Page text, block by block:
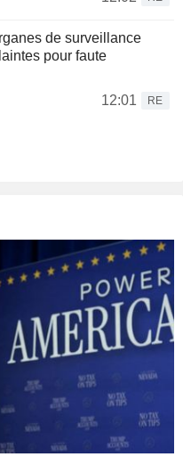
de surveillance
pour faute
12:01
RE